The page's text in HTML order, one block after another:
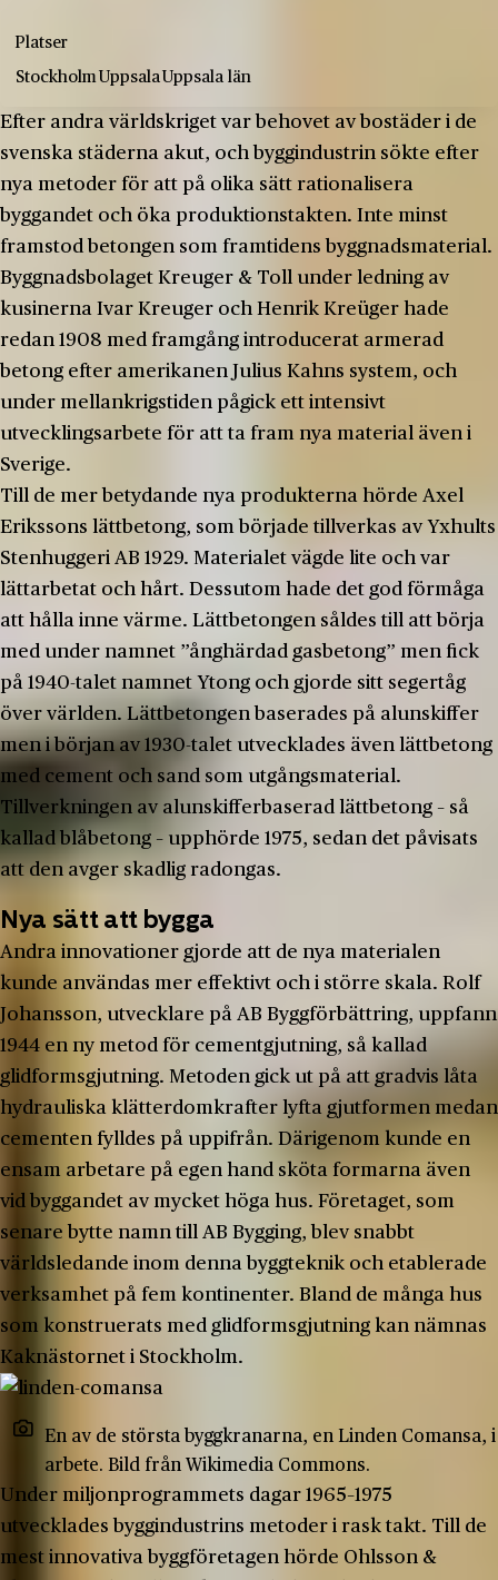
Platser
Stockholm Uppsala Uppsala län
Efter andra världskriget var behovet av bostäder i de
svenska städerna akut, och byggindustrin sökte efter
nya metoder för att på olika sätt rationalisera
byggandet och öka produktionstakten. Inte minst
framstod betongen som framtidens byggnadsmaterial.
Byggnadsbolaget Kreuger & Toll under ledning av
kusinerna Ivar Kreuger och Henrik Kreüger hade
redan 1908 med framgång introducerat armerad
betong efter amerikanen Julius Kahns system, och
under mellankrigstiden pågick ett intensivt
utvecklingsarbete för att ta fram nya material även i
Sverige.
Till de mer betydande nya produkterna hörde Axel
Erikssons lättbetong, som började tillverkas av Yxhults
Stenhuggeri AB 1929. Materialet vägde lite och var
lättarbetat och hårt. Dessutom hade det god förmåga
att hålla inne värme. Lättbetongen såldes till att börja
med under namnet ”ånghärdad gasbetong” men fick
på 1940-talet namnet Ytong och gjorde sitt segertåg
över världen. Lättbetongen baserades på alunskiffer
men i början av 1930-talet utvecklades även lättbetong
med cement och sand som utgångsmaterial.
Tillverkningen av alunskifferbaserad lättbetong – så
kallad blåbetong – upphörde 1975, sedan det påvisats
att den avger skadlig radongas.
Nya sätt att bygga
Andra innovationer gjorde att de nya materialen
kunde användas mer effektivt och i större skala. Rolf
Johansson, utvecklare på AB Byggförbättring, uppfann
1944 en ny metod för cementgjutning, så kallad
glidformsgjutning. Metoden gick ut på att gradvis låta
hydrauliska klätterdomkrafter lyfta gjutformen medan
cementen fylldes på uppifrån. Därigenom kunde en
ensam arbetare på egen hand sköta formarna även
vid byggandet av mycket höga hus. Företaget, som
senare bytte namn till AB Bygging, blev snabbt
världsledande inom denna byggteknik och etablerade
verksamhet på fem kontinenter. Bland de många hus
som konstruerats med glidformsgjutning kan nämnas
Kaknästornet i Stockholm.
En av de största byggkranarna, en Linden Comansa, i
arbete. Bild från Wikimedia Commons.
Under miljonprogrammets dagar 1965–1975
utvecklades byggindustrins metoder i rask takt. Till de
mest innovativa byggföretagen hörde Ohlsson &